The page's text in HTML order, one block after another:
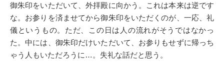
御朱印をいただいて、外拝殿に向かう。これは本来は逆です
な。お参りを済ませてから御朱印をいただくのが、一応、礼
儀というもの。ただ、この日は人の流れがそうではなかっ
た。中には、御朱印だけいただいて、お参りもせずに帰っち
ゃう人もいただろうに…。失礼な話だと思う。